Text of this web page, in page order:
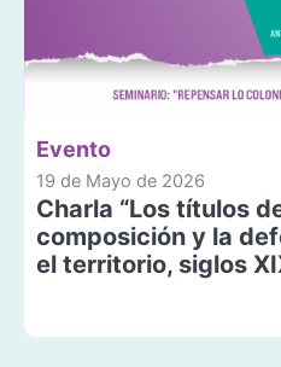
Evento
19 de Mayo de 2026
Charla “Los títulos
composición y la
el territorio, siglos